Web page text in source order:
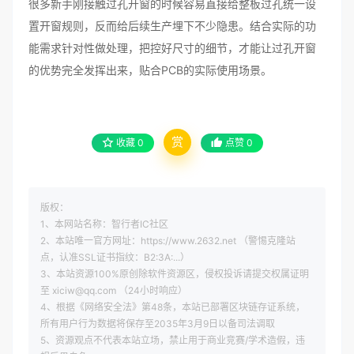
很多新手刚接触过孔开窗的时候容易直接给整板过孔统一设
置开窗规则，反而给后续生产埋下不少隐患。结合实际的功
能需求针对性做处理，把控好尺寸的细节，才能让过孔开窗
的优势完全发挥出来，贴合PCB的实际使用场景。
收藏 0 赏 点赞 0
版权：
1、本网站名称：智行者IC社区
2、本站唯一官方网址：https://www.2632.net （警惕克隆站
点，认准SSL证书指纹：B2:3A:...）
3、本站资源100%原创除软件资源区，侵权投诉请提交权属证明
至 xiciw@qq.com （24小时响应）
4、根据《网络安全法》第48条，本站已部署区块链存证系统，
所有用户行为数据将保存至2035年3月9日以备司法调取
5、资源观点不代表本站立场，禁止用于商业竞赛/学术造假，违